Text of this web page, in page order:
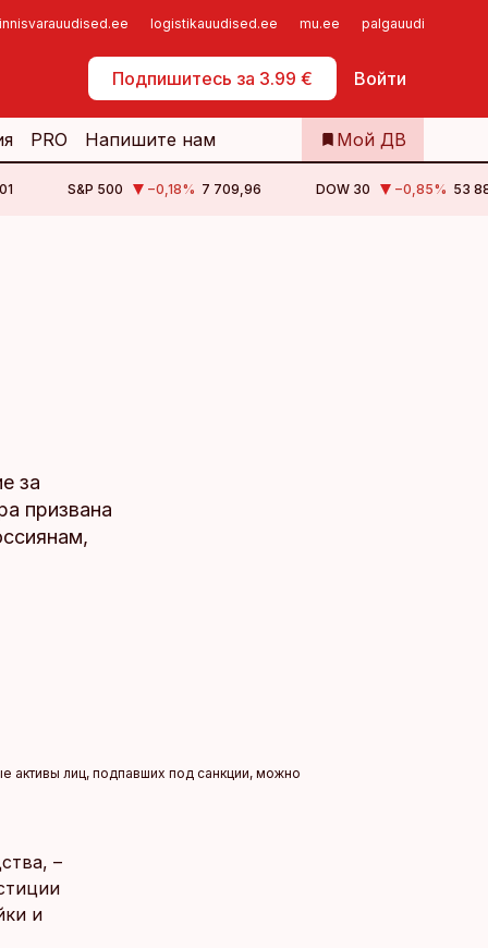
logistikauudised.ee mu.ee palgauudised.ee
Подпишитесь за 3.99 € Войти
Самообслуживание
PRO Напишите нам Мой ДВ
S&P 500 −0,18% 7 709,96 DOW 30 −0,85% 53
за
призвана
активы лиц, подпавших под санкции, можно
–
и